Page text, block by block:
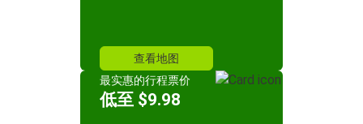
查看地图
最实惠的行程票价
低至 $9.98